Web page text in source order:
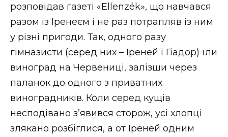
розповідав газеті «Ellenzék», що навчався
разом із Іренеєм і не раз потрапляв із ним
у різні пригоди. Так, одного разу
гімназисти (серед них – Іреней і Гіадор) їли
виноград на Червениці, залізши через
паланок до одного з приватних
виноградників. Коли серед кущів
несподівано з’явився сторож, усі хлопці
злякано розбіглися, а от Іреней одним